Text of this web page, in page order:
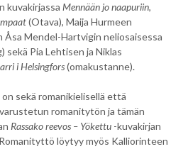
kuvakirjassa Mennään jo naapuriin,
(Otava), Maija Hurmeen
Mendel-Hartvigin neliosaisessa
sekä Pia Lehtisen ja Niklas
i Helsingfors(omakustanne).
sekä romanikielisellä että
romanitytön ja tämän
Rassako reevos – Yökettu -kuvakirjan
löytyy myös Kalliorinteen